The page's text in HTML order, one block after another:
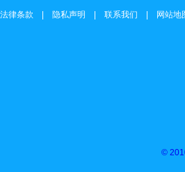
法律条款 | 隐私声明 | 联系我们 | 网站地
©